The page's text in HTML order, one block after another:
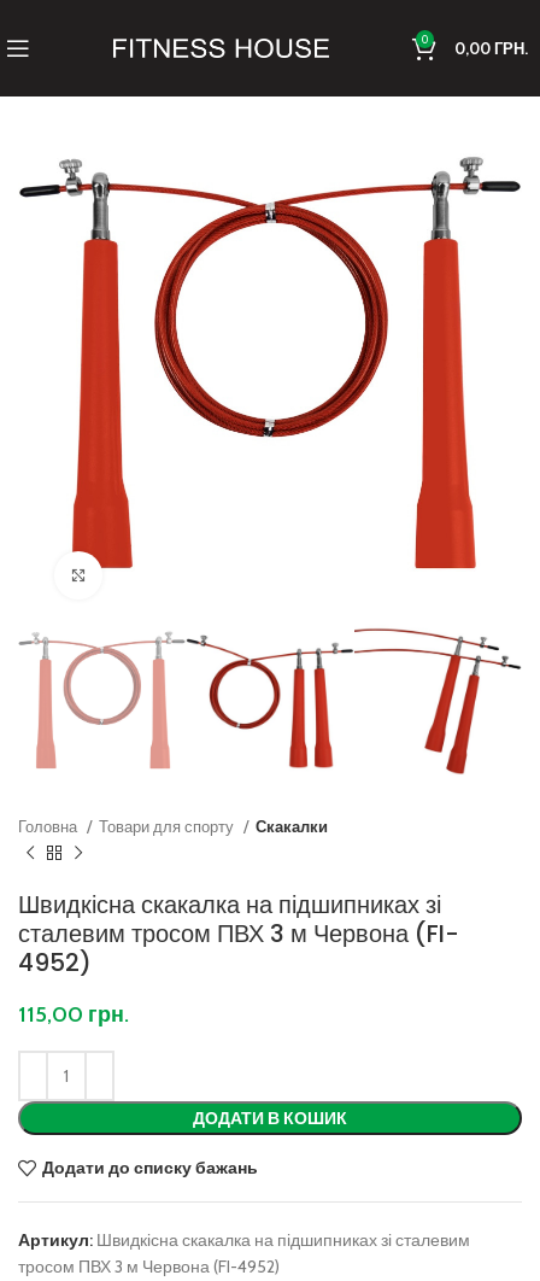
0 0,00ГРН.
Клацніть, щоб збільшити
Головна Товари для спорту Скакалки
Швидкісна скакалка на підшипниках зі
сталевим тросом ПВХ 3 м Червона (FI-
4952)
115,00 грн.
ДОДАТИ В КОШИК
Додати до списку бажань
Артикул: Швидкісна скакалка на підшипниках зі сталевим
тросом ПВХ 3 м Червона (FI-4952)